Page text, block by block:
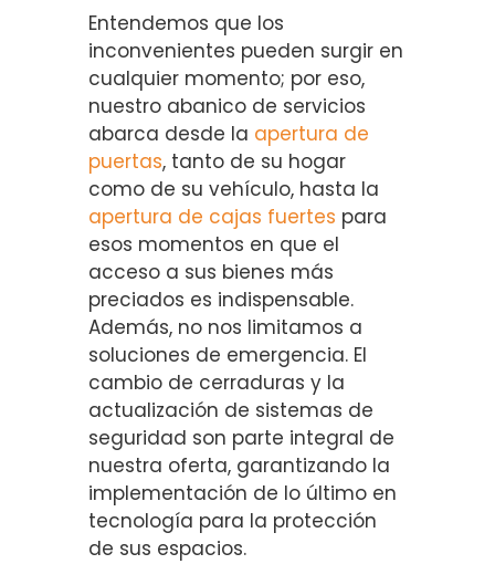
Entendemos que los
inconvenientes pueden surgir en
cualquier momento; por eso,
nuestro abanico de servicios
abarca desde la apertura de
puertas, tanto de su hogar
como de su vehículo, hasta la
apertura de cajas fuertes para
esos momentos en que el
acceso a sus bienes más
preciados es indispensable.
Además, no nos limitamos a
soluciones de emergencia. El
cambio de cerraduras y la
actualización de sistemas de
seguridad son parte integral de
nuestra oferta, garantizando la
implementación de lo último en
tecnología para la protección
de sus espacios.